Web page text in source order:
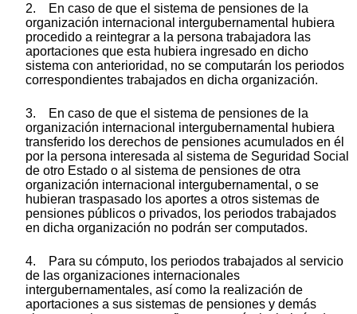
2. En caso de que el sistema de pensiones de la
organización internacional intergubernamental hubiera
procedido a reintegrar a la persona trabajadora las
aportaciones que esta hubiera ingresado en dicho
sistema con anterioridad, no se computarán los periodos
correspondientes trabajados en dicha organización.
3. En caso de que el sistema de pensiones de la
organización internacional intergubernamental hubiera
transferido los derechos de pensiones acumulados en él
por la persona interesada al sistema de Seguridad Social
de otro Estado o al sistema de pensiones de otra
organización internacional intergubernamental, o se
hubieran traspasado los aportes a otros sistemas de
pensiones públicos o privados, los periodos trabajados
en dicha organización no podrán ser computados.
4. Para su cómputo, los periodos trabajados al servicio
de las organizaciones internacionales
intergubernamentales, así como la realización de
aportaciones a sus sistemas de pensiones y demás